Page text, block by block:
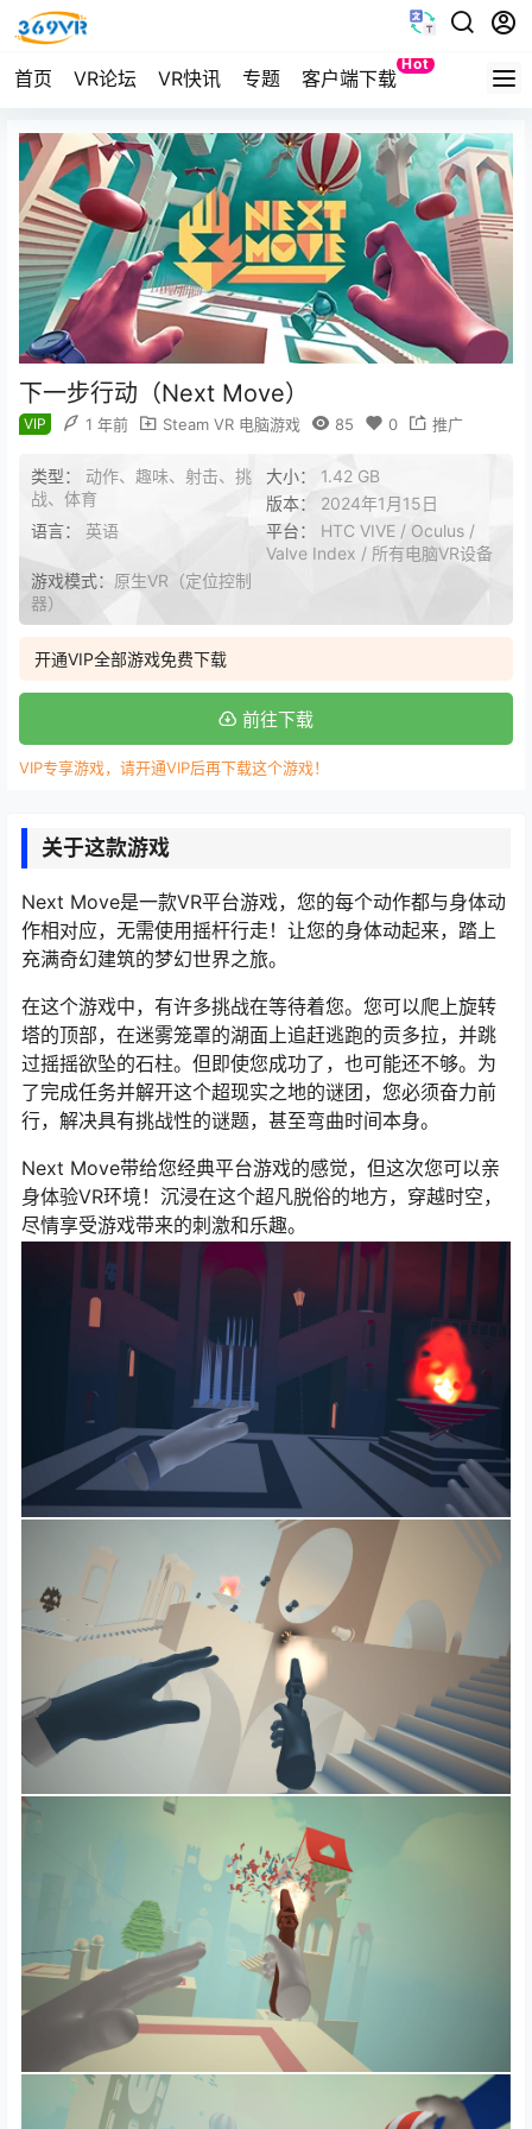
首页 VR论坛 VR快讯 专题 客户端下载
Hot
Quest
下一步行动（Next Move）
VIP 1 年前 Steam VR 电脑游戏 85 0 推广
类型： 动作、趣味、射击、挑
战、体育
大小： 1.42 GB
版本： 2024年1月15日
语言： 英语 平台： HTC VIVE / Oculus /
Valve Index / 所有电脑VR设备
游戏模式： 原生VR（定位控制
器）
开通VIP全部游戏免费下载
前往下载
VIP专享游戏，请开通VIP后再下载这个游戏！
关于这款游戏
Next Move是一款VR平台游戏，您的每个动作都与身体动
作相对应，无需使用摇杆行走！让您的身体动起来，踏上
充满奇幻建筑的梦幻世界之旅。
在这个游戏中，有许多挑战在等待着您。您可以爬上旋转
塔的顶部，在迷雾笼罩的湖面上追赶逃跑的贡多拉，并跳
过摇摇欲坠的石柱。但即使您成功了，也可能还不够。为
了完成任务并解开这个超现实之地的谜团，您必须奋力前
行，解决具有挑战性的谜题，甚至弯曲时间本身。
Next Move带给您经典平台游戏的感觉，但这次您可以亲
身体验VR环境！沉浸在这个超凡脱俗的地方，穿越时空，
尽情享受游戏带来的刺激和乐趣。